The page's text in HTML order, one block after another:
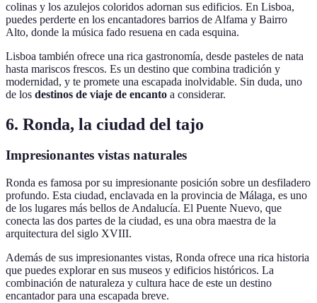
colinas y los azulejos coloridos adornan sus edificios. En Lisboa,
puedes perderte en los encantadores barrios de Alfama y Bairro
Alto, donde la música fado resuena en cada esquina.
Lisboa también ofrece una rica gastronomía, desde pasteles de nata
hasta mariscos frescos. Es un destino que combina tradición y
modernidad, y te promete una escapada inolvidable. Sin duda, uno
de los destinos de viaje de encanto a considerar.
6. Ronda, la ciudad del tajo
Impresionantes vistas naturales
Ronda es famosa por su impresionante posición sobre un desfiladero
profundo. Esta ciudad, enclavada en la provincia de Málaga, es uno
de los lugares más bellos de Andalucía. El Puente Nuevo, que
conecta las dos partes de la ciudad, es una obra maestra de la
arquitectura del siglo XVIII.
Además de sus impresionantes vistas, Ronda ofrece una rica historia
que puedes explorar en sus museos y edificios históricos. La
combinación de naturaleza y cultura hace de este un destino
encantador para una escapada breve.